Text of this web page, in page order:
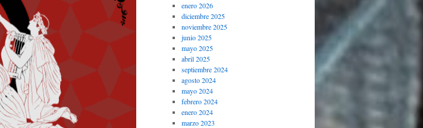
enero 2026
diciembre 2025
noviembre 2025
junio 2025
mayo 2025
abril 2025
septiembre 2024
agosto 2024
mayo 2024
febrero 2024
enero 2024
marzo 2023